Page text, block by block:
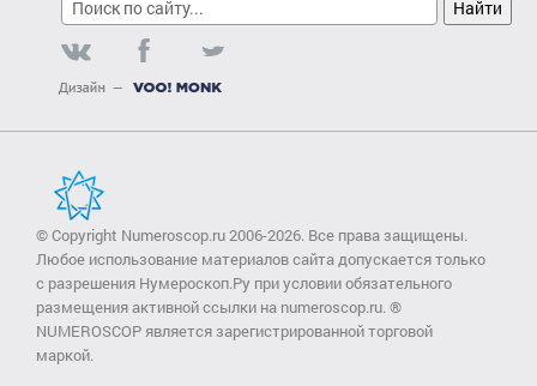
© Copyright Numeroscop.ru 2006-2026. Все права защищены.
Любое использование материалов сайта допускается только
с разрешения Нумероскоп.Ру при условии обязательного
размещения активной ссылки на numeroscop.ru. ®
NUMEROSCOP является зарегистрированной торговой
маркой.